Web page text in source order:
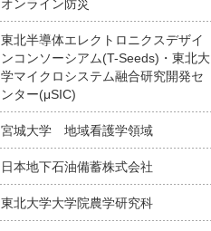
オンライン防災
東北半導体エレクトロニクスデザイ
ンコンソーシアム(T-Seeds)・東北大
学マイクロシステム融合研究開発セ
ンター(μSIC)
宮城大学 地域看護学領域
日本地下石油備蓄株式会社
東北大学大学院農学研究科